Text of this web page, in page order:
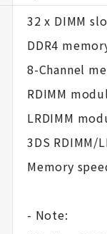
32 x DIMM
DDR4
8-Channel
RDIMM
LRDIMM
3DS RDIMM/
Memory
- Note: